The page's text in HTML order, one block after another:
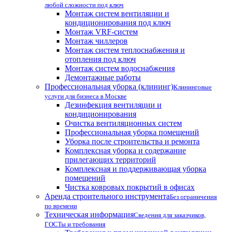
любой сложности под ключ
Монтаж систем вентиляции и
кондиционирования под ключ
Монтаж VRF-систем
Монтаж чиллеров
Монтаж систем теплоснабжения и
отопления под ключ
Монтаж систем водоснабжения
Демонтажные работы
Профессиональная уборка (клининг)Клининговые
услуги для бизнеса в Москве
Дезинфекция вентиляции и
кондиционирования
Очистка вентиляционных систем
Профессиональная уборка помещений
Уборка после строительства и ремонта
Комплексная уборка и содержание
прилегающих территорий
Комплексная и поддерживающая уборка
помещений
Чистка ковровых покрытий в офисах
Аренда строительного инструментаБез ограничения
по времени
Техническая информацияСведения для заказчиков,
ГОСТы и требования